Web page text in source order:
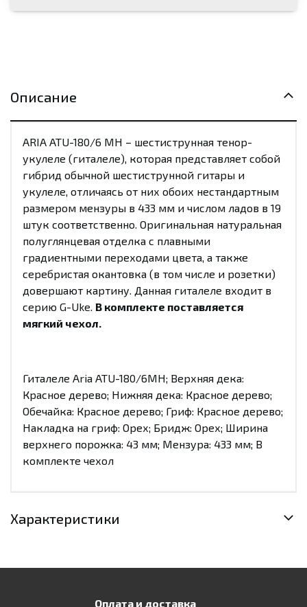
Описание
ARIA ATU-180/6 MH – шестиструнная тенор-
укулеле (гиталеле), которая представляет собой
гибрид обычной шестиструнной гитары и
укулеле, отличаясь от них обоих нестандартным
размером мензуры в 433 мм и числом ладов в 19
штук соответственно. Оригинальная натуральная
полуглянцевая отделка с плавными
градиентными переходами цвета, а также
серебристая окантовка (в том числе и розетки)
довершают картину. Данная гиталеле входит в
серию G-Uke. В комплекте поставляется
мягкий чехол.
Гиталеле Aria ATU-180/6MH; Верхняя дека:
Красное дерево; Нижняя дека: Красное дерево;
Обечайка: Красное дерево; Гриф: Красное дерево;
Накладка на гриф: Орех; Бридж: Орех; Ширина
верхнего порожка: 43 мм; Мензура: 433 мм; В
комплекте чехол
Характеристики
Оплата и доставка